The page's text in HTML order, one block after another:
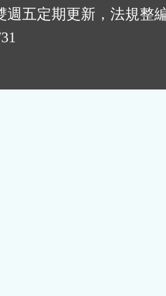
週五定期更新，法規整